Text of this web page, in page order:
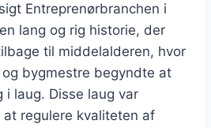
Entreprenørbranchen i
lang og rig historie, der
til middelalderen, hvor
bygmestre begyndte at
i laug. Disse laug var
at regulere kvaliteten af